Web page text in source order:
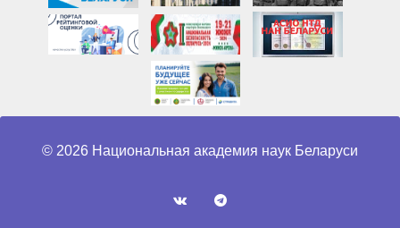
© 2026 Национальная академия наук Беларуси